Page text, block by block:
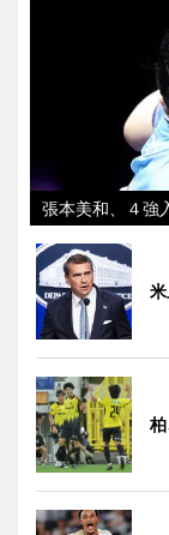
張本美和、４強